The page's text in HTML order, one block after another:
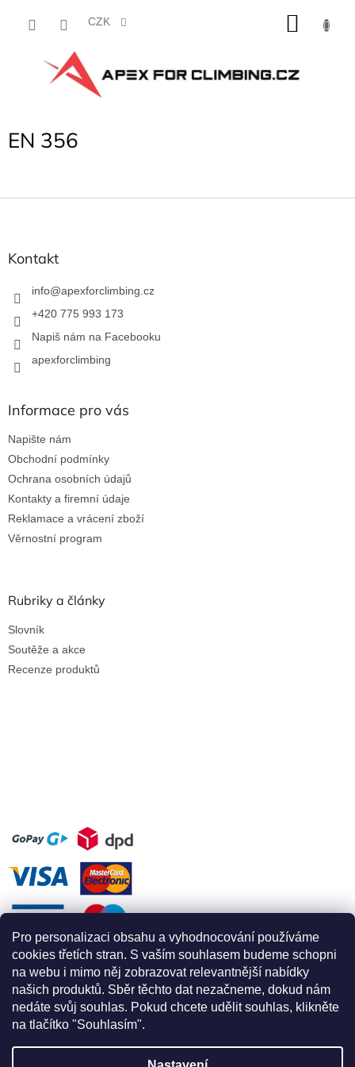
Pro personalizaci obsahu a vyhodnocování používáme
cookies třetích stran. S vaším souhlasem budeme schopni
na webu i mimo něj zobrazovat relevantnější nabídky
našich produktů. Sběr těchto dat nezačneme, dokud nám
nedáte svůj souhlas. Pokud chcete udělit souhlas, klikněte
na tlačítko "Souhlasím".
CZK
EN 356
Z
Kontakt
info@apexforclimbing.cz
+420 775 993 173
Napiš nám na Facebooku
apexforclimbing
Informace pro vás
Napište nám
Obchodní podmínky
Ochrana osobních údajů
Kontakty a firemní údaje
Reklamace a vrácení zboží
Věrnostní program
Rubriky a články
Slovník
Soutěže a akce
Recenze produktů